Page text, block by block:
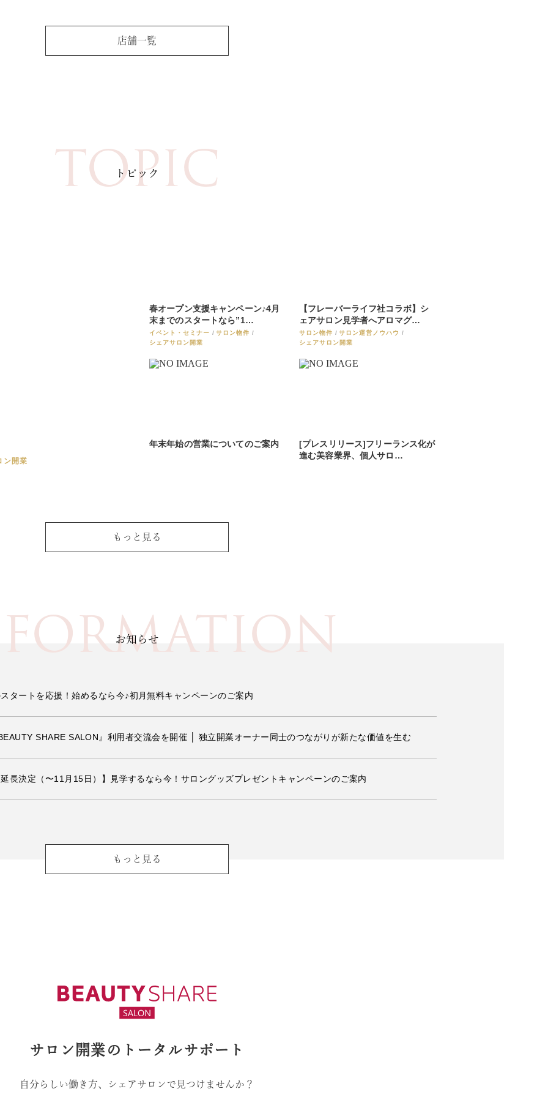
店舗一覧
TOPIC
トピック
ン開業
春オープン支援キャンペーン♪4月
末までのスタートなら”1…
イベント・セミナー
サロン物件
シェアサロン開業
【フレーバーライフ社コラボ】シ
ェアサロン見学者へアロマグ…
サロン物件
サロン運営ノウハウ
シェアサロン開業
年末年始の営業についてのご案内
[プレスリリース]フリーランス化が
進む美容業界、個人サロ…
もっと見る
お知らせ
タートを応援！始めるなら今♪初月無料キャンペーンのご案内
SHARE SALON』利用者交流会を開催 │ 独立開業オーナー同士のつながりが新たな価値を生む
長決定（〜11月15日）】見学するなら今！サロングッズプレゼントキャンペーンのご案内
もっと見る
サロン開業のトータルサポート
自分らしい働き方、シェアサロンで見つけませんか？